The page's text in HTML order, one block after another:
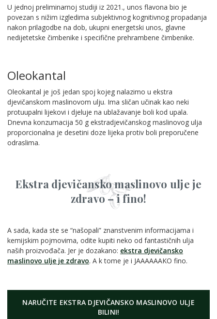
U jednoj preliminarnoj studiji iz 2021., unos flavona bio je
povezan s nižim izgledima subjektivnog kognitivnog propadanja
nakon prilagodbe na dob, ukupni energetski unos, glavne
nedijetetske čimbenike i specifične prehrambene čimbenike.
Oleokantal
Oleokantal je još jedan spoj kojeg nalazimo u ekstra
djevičanskom maslinovom ulju. Ima sličan učinak kao neki
protuupalni lijekovi i djeluje na ublažavanje boli kod upala.
Dnevna konzumacija 50 g ekstradjevičanskog maslinovog ulja
proporcionalna je desetini doze lijeka protiv boli preporučene
odraslima.
Ekstra djevičansko maslinovo ulje je
zdravo – i fino!
A sada, kada ste se “našopali” znanstvenim informacijama i
kemijskim pojmovima, odite kupiti neko od fantastičnih ulja
naših proizvođača. Jer je dozakano: ekstra djevičansko
maslinovo ulje je zdravo. A k tome je i JAAAAAAKO fino.
NARUČITE EKSTRA DJEVIČANSKO MASLINOVO ULJE
BILINI!